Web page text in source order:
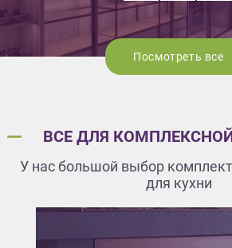
Посмотреть все
ВСЕ ДЛЯ
У нас большой выбор
для кухни